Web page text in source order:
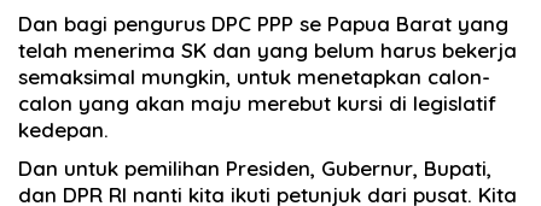
Dan bagi pengurus DPC PPP se Papua Barat yang
telah menerima SK dan yang belum harus bekerja
semaksimal mungkin, untuk menetapkan calon-
calon yang akan maju merebut kursi di legislatif
kedepan.
Dan untuk pemilihan Presiden, Gubernur, Bupati,
dan DPR RI nanti kita ikuti petunjuk dari pusat. Kita